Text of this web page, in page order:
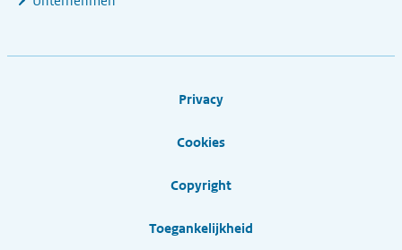
Privacy
Cookies
Copyright
Toegankelijkheid